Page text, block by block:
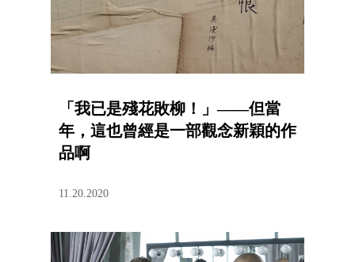
「我已是殘花敗柳！」——但當
年，這也曾經是一部觀念新穎的作
品啊
11.20.2020